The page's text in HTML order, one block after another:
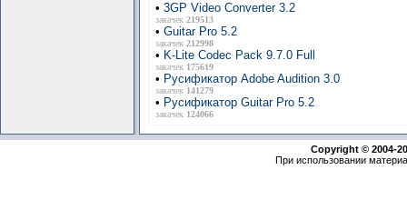
• 3GP Video Converter 3.2
закачек 219513
• Guitar Pro 5.2
закачек 212998
• K-Lite Codec Pack 9.7.0 Full
закачек 175619
• Русификатор Adobe Audition 3.0
закачек 141279
• Русификатор Guitar Pro 5.2
закачек 124066
Copyright © 2004-
При использовании